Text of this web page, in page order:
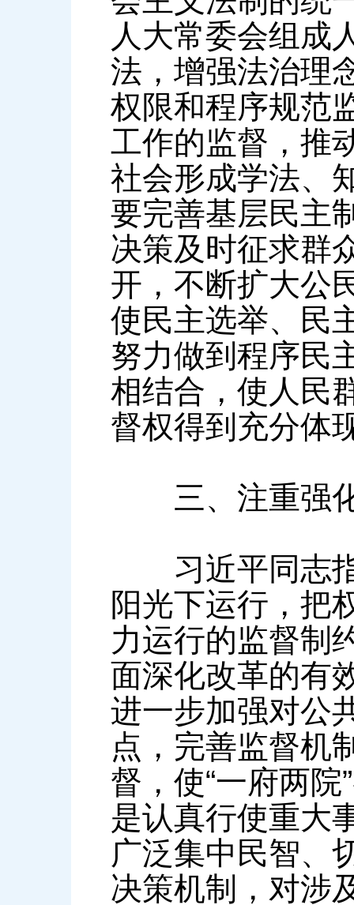
人大常委会组成
法，增强法治理
权限和程序规范
工作的监督，推
社会形成学法、
要完善基层民主
决策及时征求群
开，不断扩大公
使民主选举、民
努力做到程序民
相结合，使人民
督权得到充分体
三、注重强化
习近平同志指
阳光下运行，把
力运行的监督制
面深化改革的有
进一步加强对公
点，完善监督机
督，使“一府两
是认真行使重大
广泛集中民智、
决策机制，对涉